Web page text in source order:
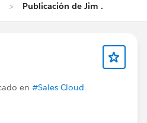
Publicación de Jim .
en #Sales Cloud